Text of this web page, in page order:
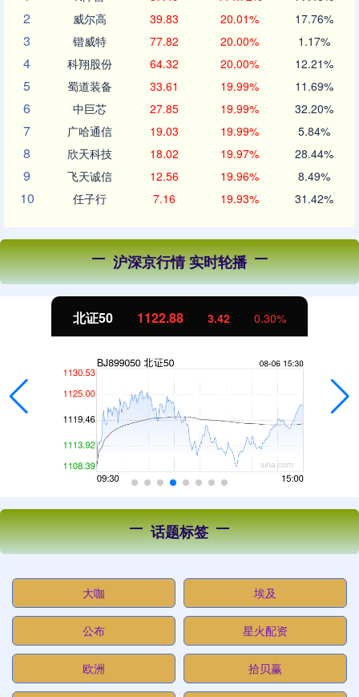
2 威尔高 39.83 20.01% 17.76%
3 锴威特 77.82 20.00% 1.17%
4 科翔股份 64.32 20.00% 12.21%
5 蜀道装备 33.61 19.99% 11.69%
6 中巨芯 27.85 19.99% 32.20%
7 广哈通信 19.03 19.99% 5.84%
8 欣天科技 18.02 19.97% 28.44%
9 飞天诚信 12.56 19.96% 8.49%
10 任子行 7.16 19.93% 31.42%
沪深京行情 实时轮播
北证50 1122.88 3.42 0.30%
话题标签
大咖 埃及
公布 星火配资
欧洲 拾贝赢